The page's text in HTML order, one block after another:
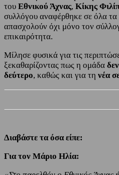
του Εθνικού Άχνας, Κίκης
συλλόγου αναφέρθηκε σε όλα
απασχολούν όχι μόνο τον
επικαιρότητα.
Μίλησε φυσικά για τις
ξεκαθαρίζοντας πως η ομάδα
δεύτερο, καθώς και για τη νέα
Διαβάστε τα όσα είπε:
Για τον Μάριο Ηλία: